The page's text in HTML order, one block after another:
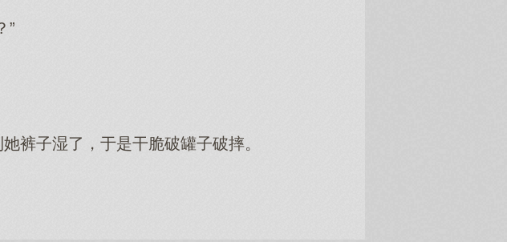
”
裤子湿了，于是干脆破罐子破摔。